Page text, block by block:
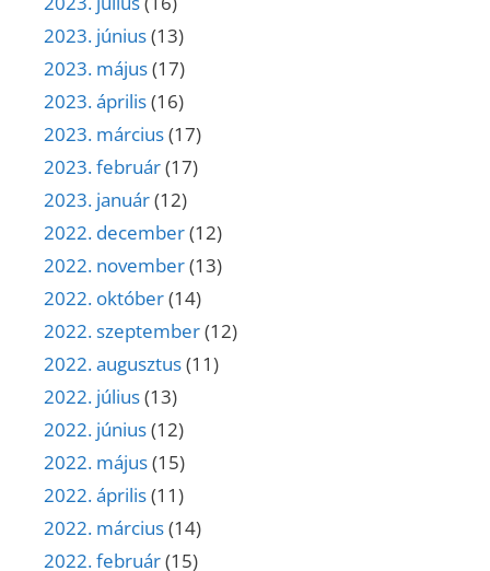
2023. június(13)
2023. május(17)
2023. április(16)
2023. március(17)
2023. február(17)
2023. január(12)
2022. december(12)
2022. november(13)
2022. október(14)
2022. szeptember(12)
2022. augusztus(11)
2022. július(13)
2022. június(12)
2022. május(15)
2022. április(11)
2022. március(14)
2022. február(15)